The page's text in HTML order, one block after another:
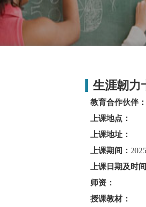
生涯韌力
教育合作伙伴：
上课地点：
上课地址：
上课期间：
上课日期及时间
师资：
授课教材：